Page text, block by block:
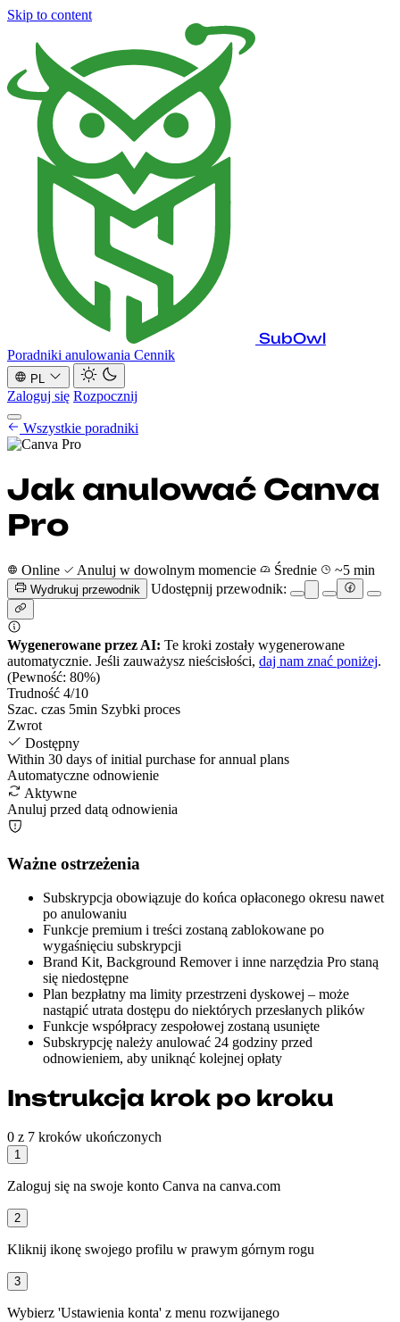
Skip to content
SubOwl
Poradniki anulowania Cennik
PL
Zaloguj się Rozpocznij
Poradniki anulowania Cennik
PL
Wszystkie poradniki
Jak anulować Canva
Pro
Online Anuluj w dowolnym momencie Średnie ~5 min
Wydrukuj przewodnik Udostępnij przewodnik:
Wygenerowane przez AI: Te kroki zostały wygenerowane
automatycznie. Jeśli zauważysz nieścisłości, daj nam znać poniżej.
(Pewność: 80%)
Trudność 4/10
Szac. czas 5min Szybki proces
Zwrot
Dostępny
Within 30 days of initial purchase for annual plans
Automatyczne odnowienie
Aktywne
Anuluj przed datą odnowienia
Ważne ostrzeżenia
Subskrypcja obowiązuje do końca opłaconego okresu nawet
po anulowaniu
Funkcje premium i treści zostaną zablokowane po
wygaśnięciu subskrypcji
Brand Kit, Background Remover i inne narzędzia Pro staną
się niedostępne
Plan bezpłatny ma limity przestrzeni dyskowej – może
nastąpić utrata dostępu do niektórych przesłanych plików
Funkcje współpracy zespołowej zostaną usunięte
Subskrypcję należy anulować 24 godziny przed
odnowieniem, aby uniknąć kolejnej opłaty
Instrukcja krok po kroku
0 z 7 kroków ukończonych
1
Zaloguj się na swoje konto Canva na canva.com
2
Kliknij ikonę swojego profilu w prawym górnym rogu
3
Wybierz 'Ustawienia konta' z menu rozwijanego